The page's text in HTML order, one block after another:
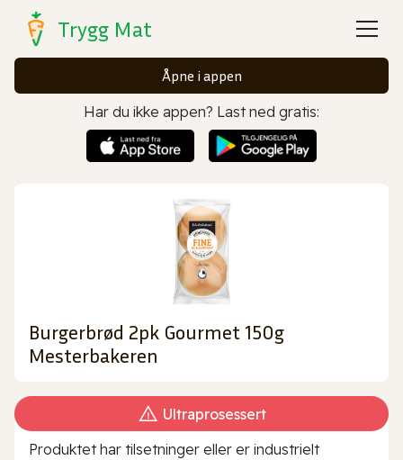
Trygg Mat
Åpne i appen
Har du ikke appen? Last ned gratis:
Burgerbrød 2pk Gourmet 150g
Mesterbakeren
Ultraprosessert
Produktet har tilsetninger eller er industrielt